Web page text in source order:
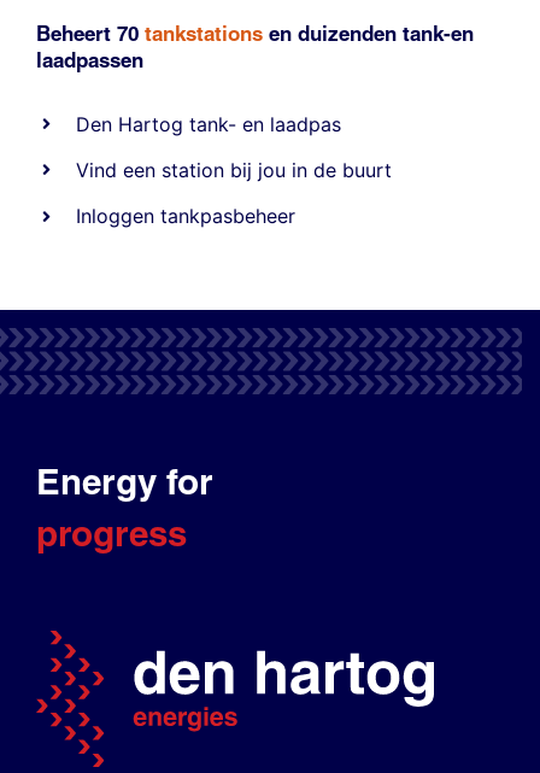
Beheert 70 tankstations en duizenden tank-en
laadpassen
Den Hartog tank- en laadpas
Vind een station bij jou in de buurt
Inloggen tankpasbeheer
Energy for
progress